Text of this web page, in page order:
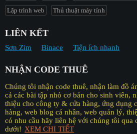
Lập trình web
Thủ thuật máy tính
LIÊN KẾT
Sơn Zim Binace Tiện ích nhanh
NHẬN CODE THUÊ
Chúng tôi nhận code thuê, nhận làm đồ
cả các bài tập nhỏ cơ bản cho sinh viên,
thiệu cho công ty & cửa hàng, ứng dụng
hàng, web blog cá nhân, web quản lý,
có nhu cầu hãy liên hệ với chúng tôi qua
dưới! XEM CHI TIẾT